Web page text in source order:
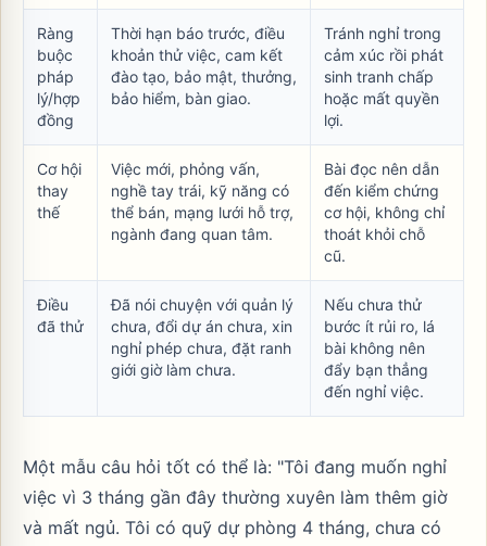
Ràng
buộc
pháp
lý/hợp
đồng
Thời hạn báo trước, điều
khoản thử việc, cam kết
đào tạo, bảo mật, thưởng,
bảo hiểm, bàn giao.
Tránh nghỉ trong
cảm xúc rồi phát
sinh tranh chấp
hoặc mất quyền
lợi.
Cơ hội
thay
thế
Việc mới, phỏng vấn,
nghề tay trái, kỹ năng có
thể bán, mạng lưới hỗ trợ,
ngành đang quan tâm.
Bài đọc nên dẫn
đến kiểm chứng
cơ hội, không chỉ
thoát khỏi chỗ
cũ.
Điều
đã thử
Đã nói chuyện với quản lý
chưa, đổi dự án chưa, xin
nghỉ phép chưa, đặt ranh
giới giờ làm chưa.
Nếu chưa thử
bước ít rủi ro, lá
bài không nên
đẩy bạn thẳng
đến nghỉ việc.
Một mẫu câu hỏi tốt có thể là: "Tôi đang muốn nghỉ
việc vì 3 tháng gần đây thường xuyên làm thêm giờ
và mất ngủ. Tôi có quỹ dự phòng 4 tháng, chưa có